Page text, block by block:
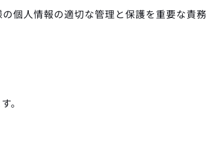
個人情報の適切な管理と保護を重要な責
。